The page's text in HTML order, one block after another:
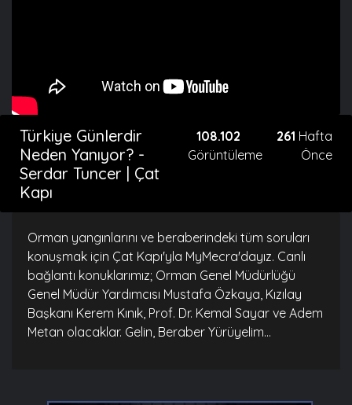
Türkiye Günlerdir
Neden Yanıyor? -
Serdar Tuncer | Çat
Kapı
108.102
Görüntüleme
261 Hafta
Önce
Orman yangınlarını ve beraberindeki tüm soruları
konuşmak için Çat Kapı'yla MyMecra'dayız. Canlı
bağlantı konuklarımız; Orman Genel Müdürlüğü
Genel Müdür Yardımcısı Mustafa Özkaya, Kızılay
Başkanı Kerem Kınık, Prof. Dr. Kemal Sayar ve Adem
Metan olacaklar. Gelin, Beraber Yürüyelim...